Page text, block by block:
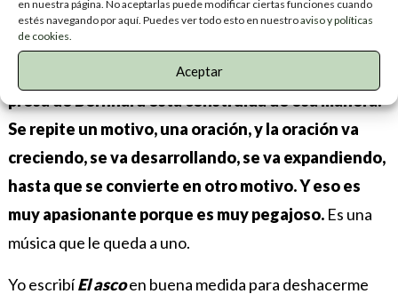
en nuestra página. No aceptarlas puede modificar ciertas funciones cuando
estés navegando por aquí. Puedes ver todo esto en nuestroaviso y políticas
de cookies.
Aceptar
fuga, a su vez, está construida en función de los
motivos musicales: uno desarrolla un motivo
musical, el motivo va creciendo y creciendo. La
prosa de Bernhard está construida de esa manera.
Se repite un motivo, una oración, y la oración va
creciendo, se va desarrollando, se va expandiendo,
hasta que se convierte en otro motivo. Y eso es
muy apasionante porque es muy pegajoso. Es una
música que le queda a uno.
Yo escribíEl ascoen buena medida para deshacerme